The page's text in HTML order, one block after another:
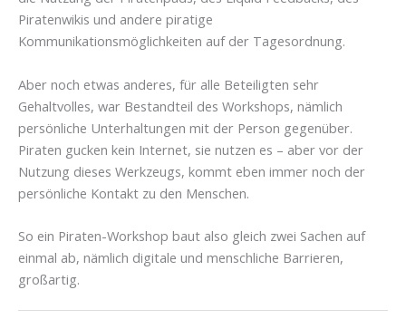
Piratenwikis und andere piratige
Kommunikationsmöglichkeiten auf der Tagesordnung.
Aber noch etwas anderes, für alle Beteiligten sehr
Gehaltvolles, war Bestandteil des Workshops, nämlich
persönliche Unterhaltungen mit der Person gegenüber.
Piraten gucken kein Internet, sie nutzen es – aber vor der
Nutzung dieses Werkzeugs, kommt eben immer noch der
persönliche Kontakt zu den Menschen.
So ein Piraten-Workshop baut also gleich zwei Sachen auf
einmal ab, nämlich digitale und menschliche Barrieren,
großartig.